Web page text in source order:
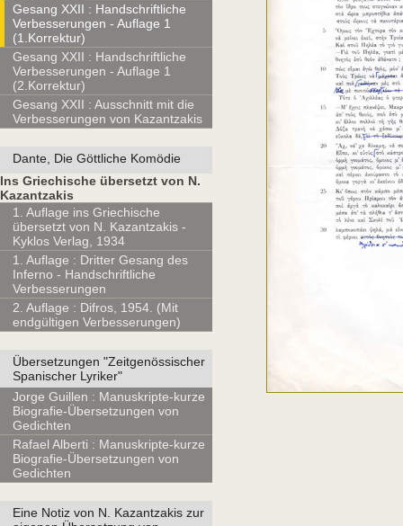
Gesang XXII : Handschriftliche
Verbesserungen - Auflage 1
(1.Korrektur)
Gesang XXII : Handschriftliche
Verbesserungen - Auflage 1
(2.Korrektur)
Gesang XXII : Ausschnitt mit die
Verbesserungen von Kazantzakis
Dante, Die Göttliche Komödie
Ins Griechische übersetzt von N.
Kazantzakis
1. Auflage ins Griechische
übersetzt von N. Kazantzakis -
Kyklos Verlag, 1934
1. Auflage : Dritter Gesang des
Inferno - Handschriftliche
Verbesserungen
2. Auflage : Difros, 1954. (Mit
endgültigen Verbesserungen)
Übersetzungen "Zeitgenössischer
Spanischer Lyriker"
Jorge Guillen : Manuskripte-kurze
Biografie-Übersetzungen von
Gedichten
Rafael Alberti : Manuskripte-kurze
Biografie-Übersetzungen von
Gedichten
Eine Notiz von N. Kazantzakis zur